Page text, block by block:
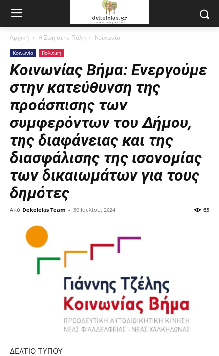
Αρχική Η Ζωή στην Πόλη Κοινωνία
Κοινωνία Πολιτική
Κοινωνίας Βήμα: Ενεργούμε
στην κατεύθυνση της
προάσπισης των
συμφερόντων του Δήμου,
της διαφάνειας και της
διασφάλισης της ισονομίας
των δικαιωμάτων για τους
δημότες
Από Dekeleias Team - 30 Ιουλίου, 2024 63
ΔΕΛΤΙΟ ΤΥΠΟΥ